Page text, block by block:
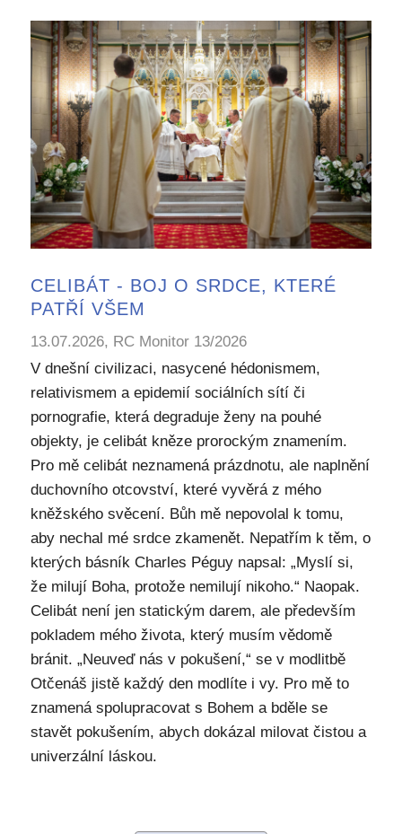
CELIBÁT - BOJ O SRDCE, KTERÉ
PATŘÍ VŠEM
13.07.2026, RC Monitor 13/2026
V dnešní civilizaci, nasycené hédonismem,
relativismem a epidemií sociálních sítí či
pornografie, která degraduje ženy na pouhé
objekty, je celibát kněze prorockým znamením.
Pro mě celibát neznamená prázdnotu, ale naplnění
duchovního otcovství, které vyvěrá z mého
kněžského svěcení. Bůh mě nepovolal k tomu,
aby nechal mé srdce zkamenět. Nepatřím k těm, o
kterých básník Charles Péguy napsal: „Myslí si,
že milují Boha, protože nemilují nikoho.“ Naopak.
Celibát není jen statickým darem, ale především
pokladem mého života, který musím vědomě
bránit. „Neuveď nás v pokušení,“ se v modlitbě
Otčenáš jistě každý den modlíte i vy. Pro mě to
znamená spolupracovat s Bohem a bděle se
stavět pokušením, abych dokázal milovat čistou a
univerzální láskou.